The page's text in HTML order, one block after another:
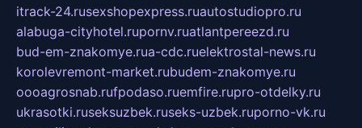
itrack-24.rusexshopexpress.ruautostudiopro.ru
alabuga-cityhotel.rupornv.ruatlantpereezd.ru
bud-em-znakomye.rua-cdc.ruelektrostal-news.ru
korolevremont-market.rubudem-znakomye.ru
oooagrosnab.rufpodaso.ruemfire.rupro-otdelky.ru
ukrasotki.ruseksuzbek.ruseks-uzbek.ruporno-vk.ru